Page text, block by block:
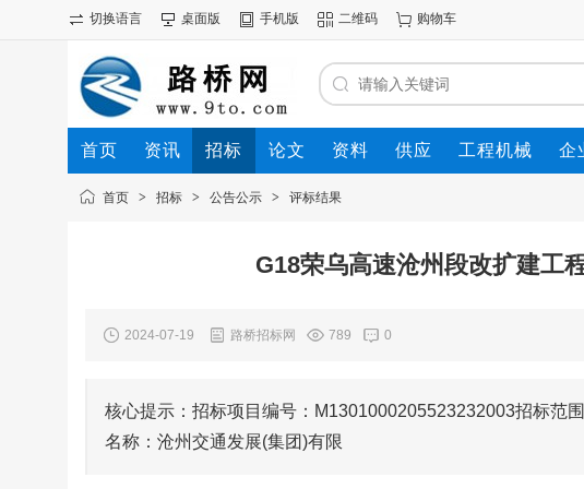
切换语言 桌面版 手机版 二维码 购物车
首页 资讯 招标 论文 资料 供应 工程机械 企
首页 > 招标 > 公告公示 > 评标结果
G18荣乌高速沧州段改扩建工
2024-07-19 路桥招标网 789 0
核心提示：招标项目编号：M1301000205523232003招标范
名称：沧州交通发展(集团)有限